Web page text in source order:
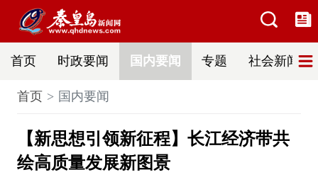
首页 时政要闻 国内要闻 专题 社会新闻
首页 国内要闻
【新思想引领新征程】长江经济带共
绘高质量发展新图景